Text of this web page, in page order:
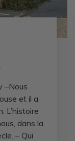
–Nous
et il a
L’histoire
dans la
– Qui